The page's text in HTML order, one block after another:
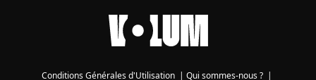
Conditions Générales d'Utilisation | Qui sommes-nous ? |